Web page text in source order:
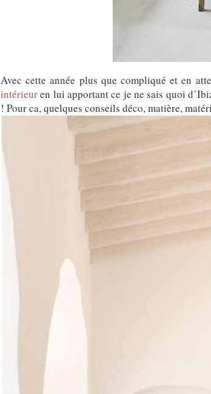
Avec cette année plus que compliqué et en
intérieuren lui apportant ce je ne sais quoi
! Pour ca, quelques conseils déco, matière,